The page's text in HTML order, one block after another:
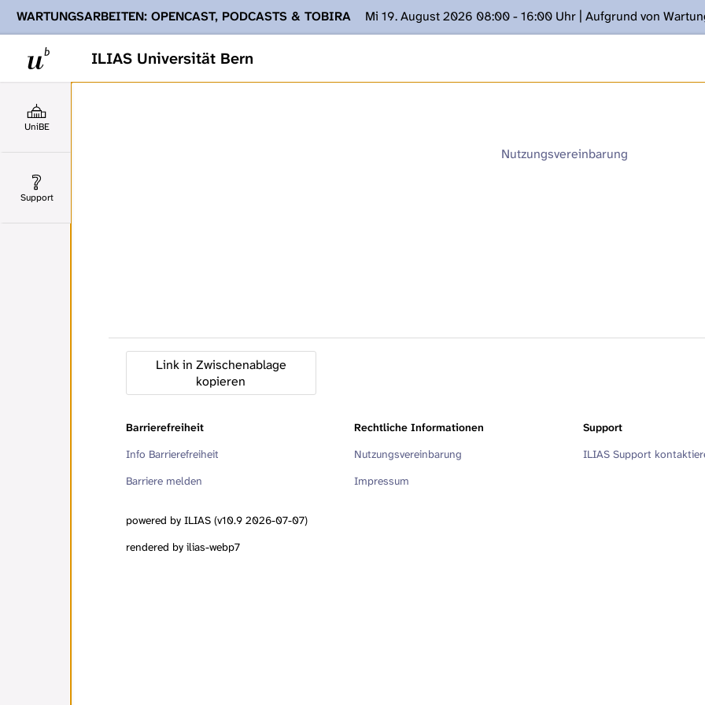
ILIAS Universität Bern
WARTUNGSARBEITEN: OPENCAST, PODCASTS & TOBIRA
Mi 19. August 2026 08:00 - 16:00 Uhr | Aufgrund von
Ihnen Podcasts, Opencast-Videos und Tobira nicht zur Verfügung stehen. Kontakt: www.podcast.unibe.ch
UniBE
Support
Nutzungsvereinbarung
Link in Zwischenablage
kopieren
Barrierefreiheit
Info Barrierefreiheit
Barriere melden
Rechtliche Informationen
Nutzungsvereinbarung
Impressum
Support
ILIAS Support
powered by ILIAS (v10.9 2026-07-07)
rendered by ilias-webp7